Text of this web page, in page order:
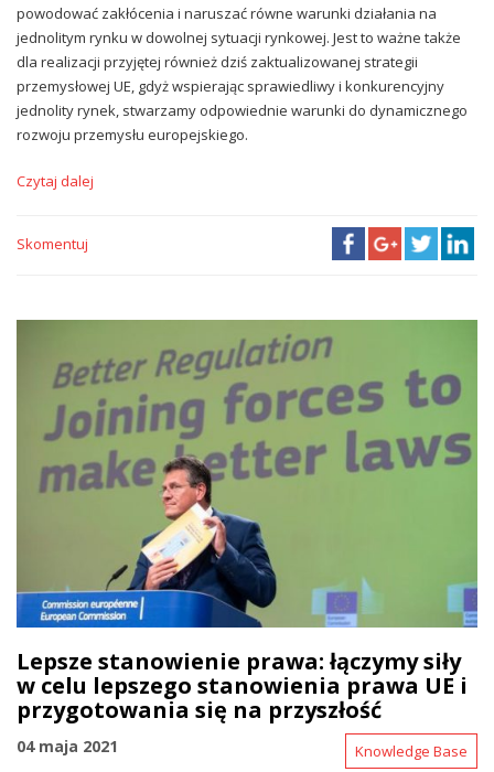
powodować zakłócenia i naruszać równe warunki działania na
jednolitym rynku w dowolnej sytuacji rynkowej. Jest to ważne także
dla realizacji przyjętej również dziś zaktualizowanej strategii
przemysłowej UE, gdyż wspierając sprawiedliwy i konkurencyjny
jednolity rynek, stwarzamy odpowiednie warunki do dynamicznego
rozwoju przemysłu europejskiego.
Czytaj dalej
Skomentuj
Lepsze stanowienie prawa: łączymy siły
w celu lepszego stanowienia prawa UE i
przygotowania się na przyszłość
04 maja 2021 Knowledge Base